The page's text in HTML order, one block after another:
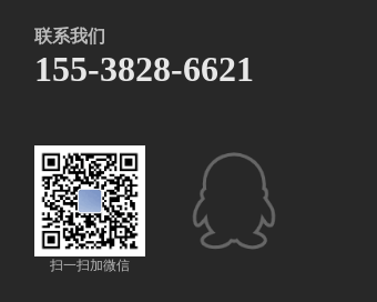
联系我们
155-3828-6621
扫一扫加微信